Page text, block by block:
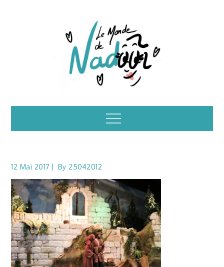
Illustrations – le
monde de Nadoo
Menu
12 Mai 2017 By 25042012